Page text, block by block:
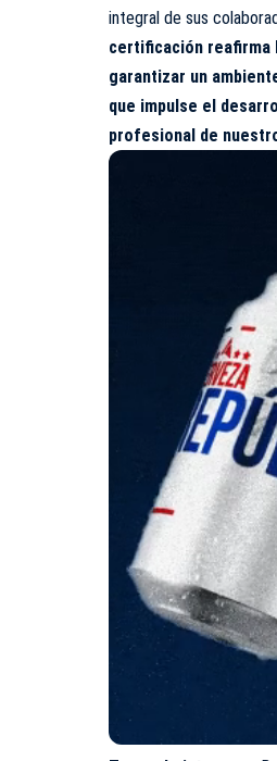
integral de sus
certificación reafirma
garantizar un
que impulse el
profesional de